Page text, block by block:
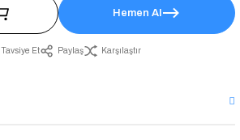
Hemen Al
Tavsiye Et Paylaş Karşılaştır